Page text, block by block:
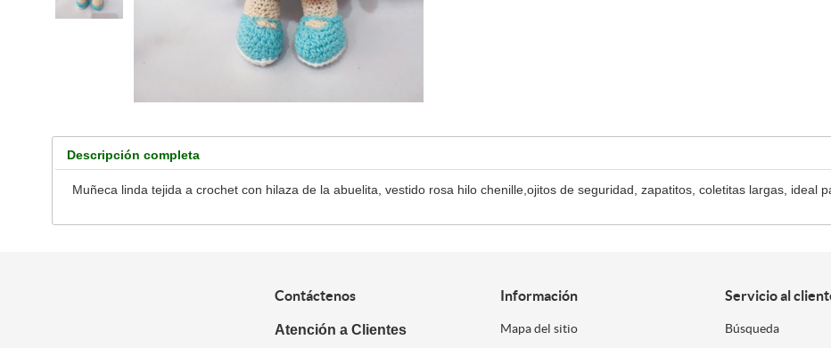
Descripción completa
Muñeca linda tejida a crochet con hilaza de la abuelita, vestido rosa hilo chenille,ojitos de seguridad, zapatitos, coletitas largas, ideal
Contáctenos
Atención a Clientes
Información
Mapa del sitio
Servicio al
Búsqueda